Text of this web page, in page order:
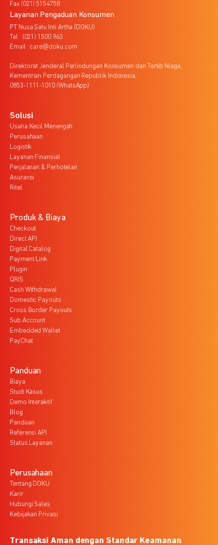
Fax (021) 5154758
Layanan Pengaduan Konsumen
PT Nusa Satu Inti Artha (DOKU)
Tel : (021) 1500 963
Email : care@doku.com
Direktorat Jenderal Perlindungan Konsumen dan Tertib Niaga,
Kementrian Perdagangan Republik Indonesia,
0853-1111-1010 (WhatsApp)
Solusi
Usaha Kecil Menengah
Perusahaan
Logistik
Layanan Finansial
Perjalanan & Perhotelan
Asuransi
Ritel
Produk & Biaya
Checkout
Direct API
Digital Catalog
Payment Link
Plugin
QRIS
Cash Withdrawal
Domestic Payouts
Cross Border Payouts
Sub Account
Embedded Wallet
PayChat
Panduan
Biaya
Studi Kasus
Demo Interaktif
Blog
Panduan
Referensi API
Status Layanan
Perusahaan
Tentang DOKU
Karir
Hubungi Sales
Kebijakan Privasi
Transaksi Aman dengan Standar Keamanan